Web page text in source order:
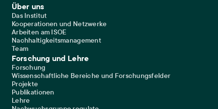
Footer Main Navigation
Über uns
Das Institut
Kooperationen und Netzwerke
Arbeiten am ISOE
Nachhaltigkeitsmanagement
Team
Forschung und Lehre
Forschung
Wissenschaftliche Bereiche und Forschungsfelder
Projekte
Publikationen
Lehre